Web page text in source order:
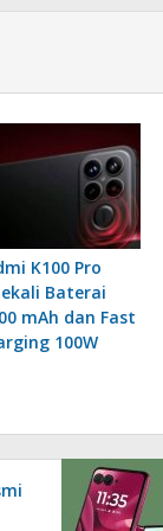
K100 Pro
Baterai
mAh dan Fast
100W